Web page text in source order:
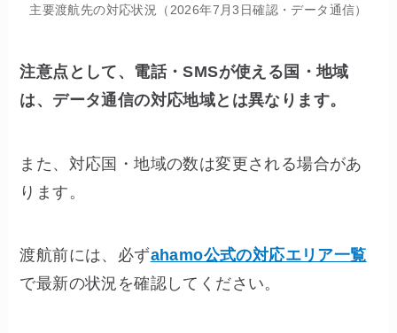
主要渡航先の対応状況（2026年7月3日確認・データ通信）
注意点として、電話・SMSが使える国・地域
は、データ通信の対応地域とは異なります。
また、対応国・地域の数は変更される場合があ
ります。
渡航前には、必ずahamo公式の対応エリア一覧
で最新の状況を確認してください。